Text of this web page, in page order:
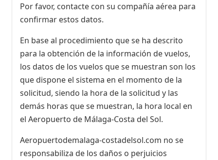
Por favor, contacte con su compañía aérea para
confirmar estos datos.
En base al procedimiento que se ha descrito
para la obtención de la información de vuelos,
los datos de los vuelos que se muestran son los
que dispone el sistema en el momento de la
solicitud, siendo la hora de la solicitud y las
demás horas que se muestran, la hora local en
el Aeropuerto de Málaga-Costa del Sol.
Aeropuertodemalaga-costadelsol.com no se
responsabiliza de los daños o perjuicios